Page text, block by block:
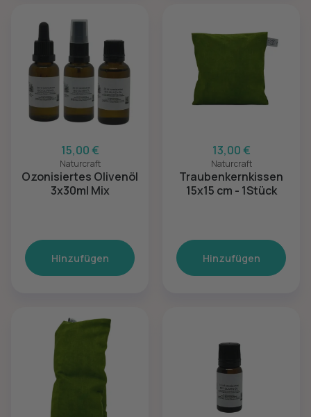
15,00 €
Naturcraft
Ozonisiertes Olivenöl
3x30ml Mix
Hinzufügen
13,00 €
Naturcraft
Traubenkernkissen
15x15 cm - 1Stück
Hinzufügen